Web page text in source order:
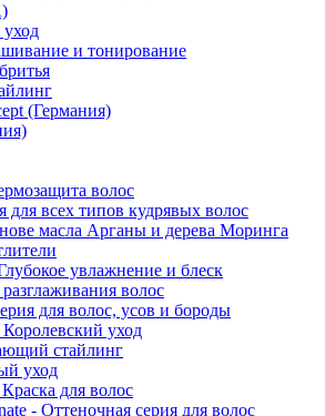
и тонирование
(Германия)
волос
всех типов кудрявых волос
масла Арганы и дерева Моринга
увлажнение и блеск
волос
для волос, усов и бороды
уход
стайлинг
уход
для волос
- Оттеночная серия для волос